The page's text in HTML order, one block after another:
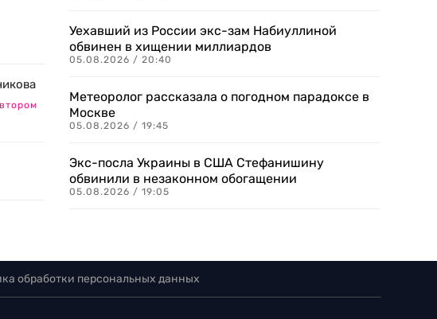
Уехавший из России экс-зам Набиуллиной
обвинен в хищении миллиардов
05.08.2026 / 20:40
Метеоролог рассказала о погодном парадоксе в
Москве
05.08.2026 / 19:45
Экс-посла Украины в США Стефанишину
обвинили в незаконном обогащении
05.08.2026 / 19:05
обработки персональных данных